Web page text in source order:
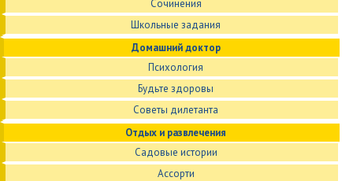
Сочинения
Школьные задания
Домашний доктор
Психология
Будьте здоровы
Советы дилетанта
Отдых и развлечения
Садовые истории
Ассорти